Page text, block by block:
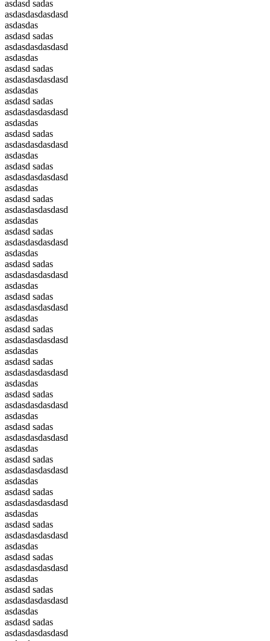
asdasd sadas
asdasdasdasdasd
asdasdas
asdasd sadas
asdasdasdasdasd
asdasdas
asdasd sadas
asdasdasdasdasd
asdasdas
asdasd sadas
asdasdasdasdasd
asdasdas
asdasd sadas
asdasdasdasdasd
asdasdas
asdasd sadas
asdasdasdasdasd
asdasdas
asdasd sadas
asdasdasdasdasd
asdasdas
asdasd sadas
asdasdasdasdasd
asdasdas
asdasd sadas
asdasdasdasdasd
asdasdas
asdasd sadas
asdasdasdasdasd
asdasdas
asdasd sadas
asdasdasdasdasd
asdasdas
asdasd sadas
asdasdasdasdasd
asdasdas
asdasd sadas
asdasdasdasdasd
asdasdas
asdasd sadas
asdasdasdasdasd
asdasdas
asdasd sadas
asdasdasdasdasd
asdasdas
asdasd sadas
asdasdasdasdasd
asdasdas
asdasd sadas
asdasdasdasdasd
asdasdas
asdasd sadas
asdasdasdasdasd
asdasdas
asdasd sadas
asdasdasdasdasd
asdasdas
asdasd sadas
asdasdasdasdasd